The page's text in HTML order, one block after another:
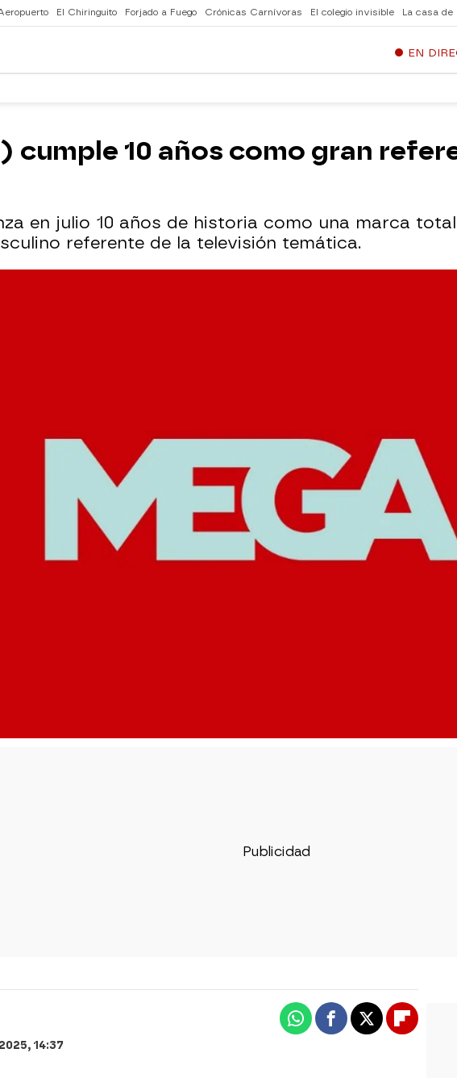
El Chiringuito Forjado a Fuego Crónicas Carnívoras El colegio invisible La casa de
EN
cumple 10 años como gran
en julio 10 años de historia como una marca
referente de la televisión temática.
14:37
WhatsappFacebook
X